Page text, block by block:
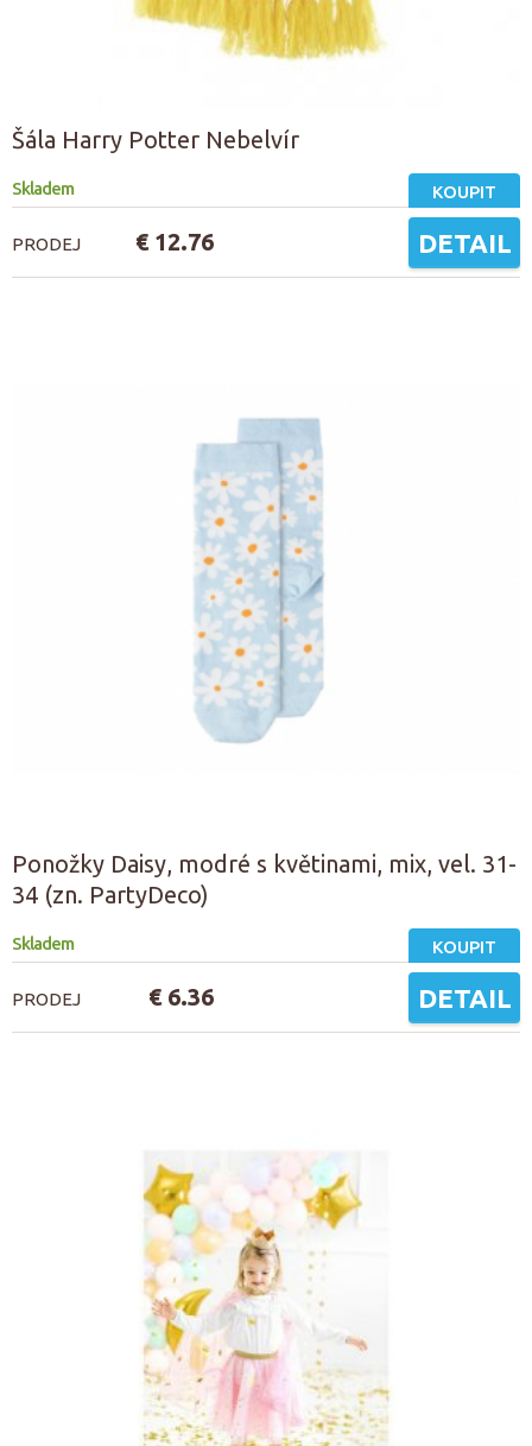
Šála Harry Potter Nebelvír
Skladem KOUPIT
PRODEJ € 12.76 DETAIL
Ponožky Daisy, modré s květinami, mix, vel. 31-
34 (zn. PartyDeco)
Skladem KOUPIT
PRODEJ € 6.36 DETAIL